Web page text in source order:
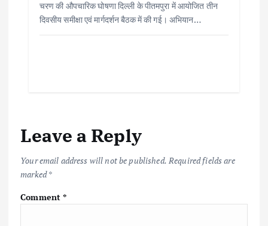
चरण की औपचारिक घोषणा दिल्ली के पीतमपुरा में आयोजित तीन
दिवसीय समीक्षा एवं मार्गदर्शन बैठक में की गई। अभियान…
Leave a Reply
Your email address will not be published. Required fields are
marked*
Comment*